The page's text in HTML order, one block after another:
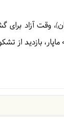
وقت آزاد
بازدید از